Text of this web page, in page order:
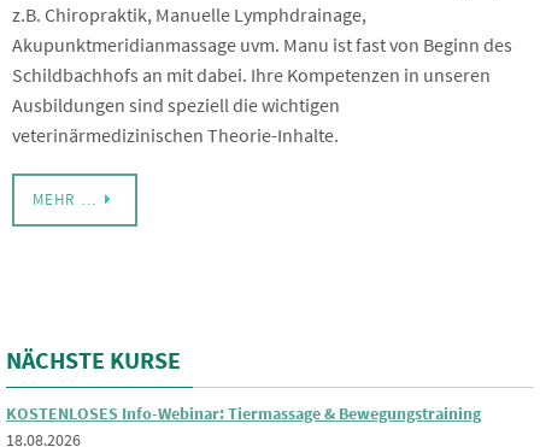
z.B. Chiropraktik, Manuelle Lymphdrainage,
Akupunktmeridianmassage uvm. Manu ist fast von Beginn des
Schildbachhofs an mit dabei. Ihre Kompetenzen in unseren
Ausbildungen sind speziell die wichtigen
veterinärmedizinischen Theorie-Inhalte.
MEHR …
NÄCHSTE KURSE
KOSTENLOSES Info-Webinar: Tiermassage & Bewegungstraining
18.08.2026